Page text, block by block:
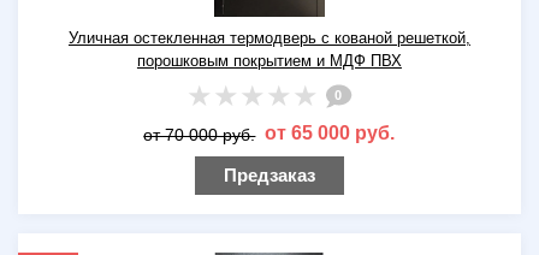
Уличная остекленная термодверь с кованой решеткой,
порошковым покрытием и МДФ ПВХ
0
от 70 000 руб. от 65 000 руб.
Предзаказ